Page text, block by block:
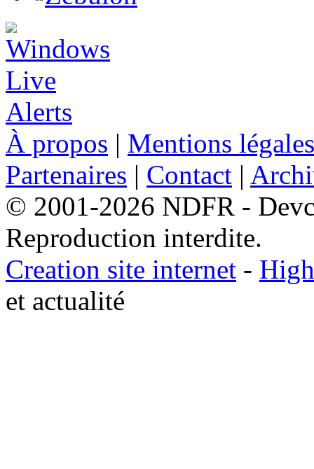
À propos | Mentions légales
Partenaires | Contact |
© 2001-2026 NDFR -
Reproduction interdite.
Creation site internet -
et actualité